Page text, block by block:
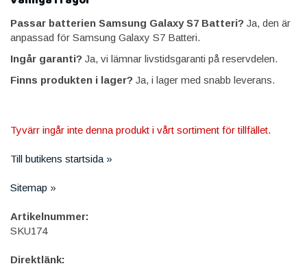
Passar batterien Samsung Galaxy S7 Batteri? Ja, den är
anpassad för Samsung Galaxy S7 Batteri.
Ingår garanti? Ja, vi lämnar livstidsgaranti på reservdelen.
Finns produkten i lager? Ja, i lager med snabb leverans.
Tyvärr ingår inte denna produkt i vårt sortiment för tillfället.
Till butikens startsida »
Sitemap »
Artikelnummer:
SKU174
Direktlänk: